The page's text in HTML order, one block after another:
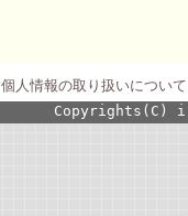
個人情報の取り扱いについて
Copyrights(C)